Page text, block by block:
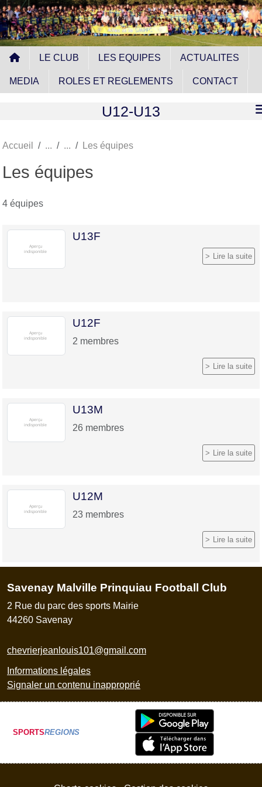
LE CLUB LES EQUIPES ACTUALITES
MEDIA ROLES ET REGLEMENTS CONTACT
U12-U13
Accueil Les équipes
Les équipes
4 équipes
U13F
Lire la suite
U12F
2 membres
Lire la suite
U13M
26 membres
Lire la suite
U12M
23 membres
Lire la suite
Savenay Malville Prinquiau Football Club
2 Rue du parc des sports Mairie
44260 Savenay
chevrierjeanlouis101@gmail.com
Informations légales
Signaler un contenu inapproprié
SPORTSREGIONS
Panneau de gestion des cookies